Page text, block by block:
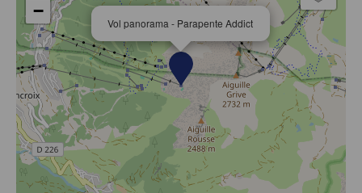
Vol panorama - Parapente Addict
−